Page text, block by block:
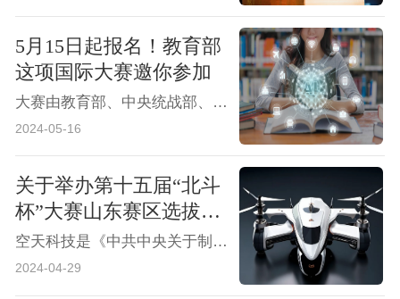
5月15日起报名！教育部
这项国际大赛邀你参加
大赛由教育部、中央统战部、中央网信办、国家发展改革委、工业和信息化部、人力资源社会保障部、农业农村部、中国科学院、中国工程院、国家知识产权局、国家乡村振兴局、共青团中央和上海市人民政府联合主办，上海交通大学和闵行区人民政府共同承办。
2024-05-16
关于举办第十五届“北斗
杯”大赛山东赛区选拔赛
的通知
空天科技是《中共中央关于制定国民经济和社会发展第十四个五年规划和二〇三五年远景目标的建议》指出的八大前沿领域之一。作为国家重大战略长期持续领先发展的需要，人才培养是根本保证。空间科技主题赛事是发现人才、培育人才的重要渠道。
2024-04-29